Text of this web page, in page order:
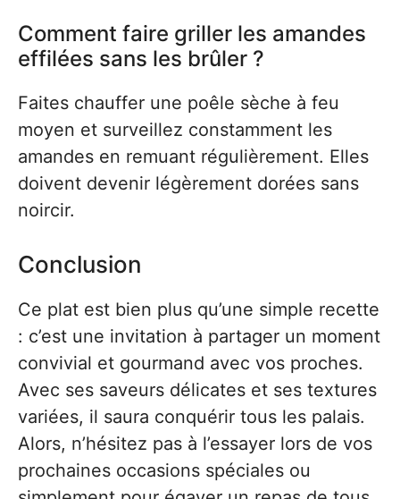
Comment faire griller les amandes
effilées sans les brûler ?
Faites chauffer une poêle sèche à feu
moyen et surveillez constamment les
amandes en remuant régulièrement. Elles
doivent devenir légèrement dorées sans
noircir.
Conclusion
Ce plat est bien plus qu’une simple recette
: c’est une invitation à partager un moment
convivial et gourmand avec vos proches.
Avec ses saveurs délicates et ses textures
variées, il saura conquérir tous les palais.
Alors, n’hésitez pas à l’essayer lors de vos
prochaines occasions spéciales ou